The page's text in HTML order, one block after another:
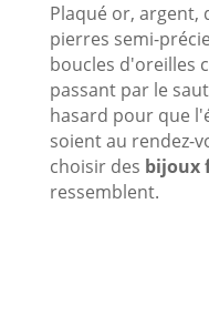
Plaqué or, argent,
pierres semi-
boucles d'oreilles
passant par le
hasard pour que
soient au rendez-
choisir des bijoux
ressemblent.